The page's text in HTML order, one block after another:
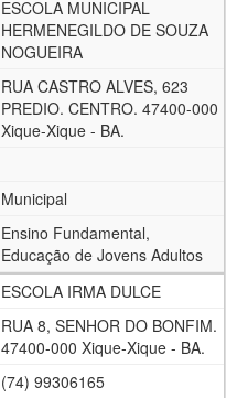
ESCOLA MUNICIPAL
HERMENEGILDO DE SOUZA
NOGUEIRA
RUA CASTRO ALVES, 623
PREDIO. CENTRO. 47400-000
Xique-Xique - BA.
Municipal
Ensino Fundamental,
Educação de Jovens Adultos
ESCOLA IRMA DULCE
RUA 8, SENHOR DO BONFIM.
47400-000 Xique-Xique - BA.
(74) 99306165